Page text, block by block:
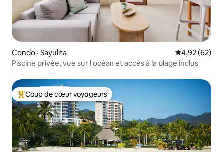
Condo · Sayulita Note
4,92 (62)
Piscine privée, vue sur l'océan et accès à la plage inclus
Coup de cœur voyageurs parmi les plus aimés
Coup de cœur voyageurs